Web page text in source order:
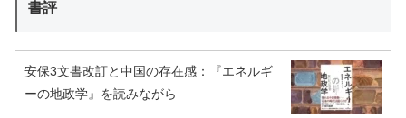
書評
安保3文書改訂と中国の存在感：『エネルギ
ーの地政学』を読みながら